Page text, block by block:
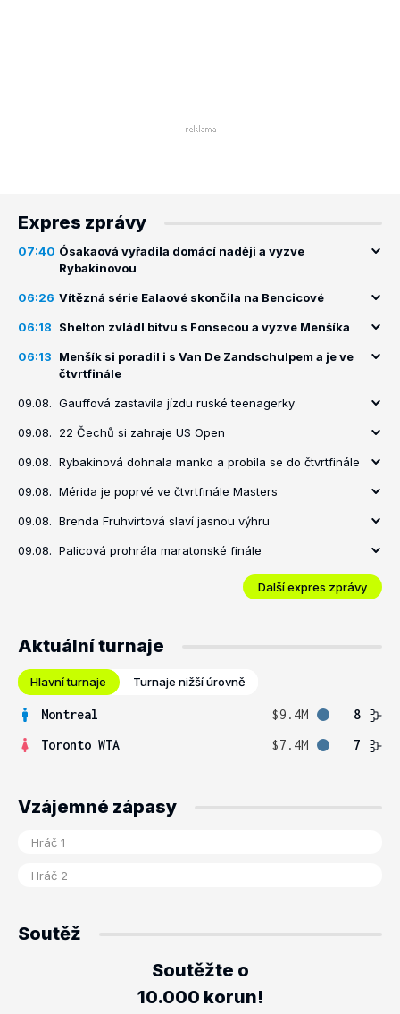
Expres zprávy
07:40 Ósakaová vyřadila domácí naději a vyzve
Rybakinovou
06:26 Vítězná série Ealaové skončila na Bencicové
06:18 Shelton zvládl bitvu s Fonsecou a vyzve Menšíka
06:13
Menšík si poradil i s Van De Zandschulpem a je ve
čtvrtfinále
09.08. Gauffová zastavila jízdu ruské teenagerky
09.08. 22 Čechů si zahraje US Open
09.08. Rybakinová dohnala manko a probila se do čtvrtfinále
09.08. Mérida je poprvé ve čtvrtfinále Masters
09.08. Brenda Fruhvirtová slaví jasnou výhru
09.08. Palicová prohrála maratonské finále
Další expres zprávy
Aktuální turnaje
Hlavní turnaje Turnaje nižší úrovně
Montreal $9.4M
8
Toronto WTA
$7.4M 7
Vzájemné zápasy
Soutěž
Soutěžte o
10.000 korun!